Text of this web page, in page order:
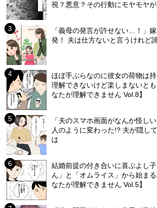
視？悪意？その行動にモヤモヤ
「義母の発言が許せない…！」
発！ 夫は仕方ないと言うけれど
ほぼ手ぶらなのに彼女の荷物は
理解できないけど楽しまないと
なたが理解できません Vol.8】
「夫のスマホ画面がなんか怪し
人のように変わった!? 夫が隠し
は
結婚前提の付き合いに喜ぶよし
ん」と「オムライス」から始ま
なたが理解できません Vol.5】